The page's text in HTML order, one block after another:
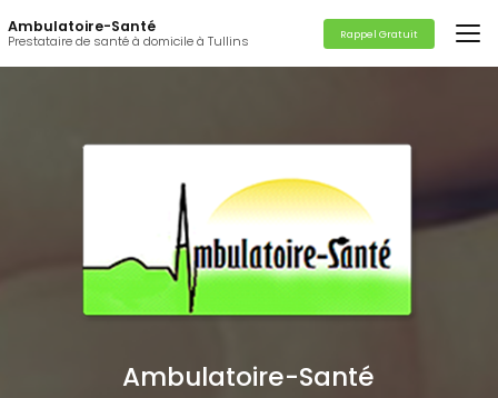
au
contenu
principal
Ambulatoire-Santé
Prestataire de santé à domicile à Tullins Rappel Gratuit
Ambulatoire-Santé